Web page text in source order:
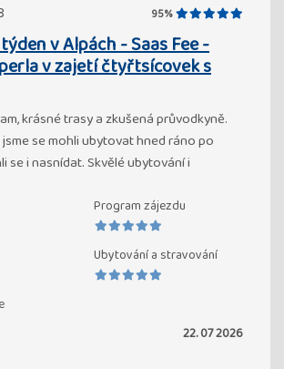
95%
v Alpách - Saas Fee -
v zajetí čtyřtsícovek s
krásné trasy a zkušená průvodkyně.
jsme se mohli ubytovat hned ráno po
se i nasnídat. Skvělé ubytování i
Program zájezdu
Ubytování a stravování
22. 07 2026